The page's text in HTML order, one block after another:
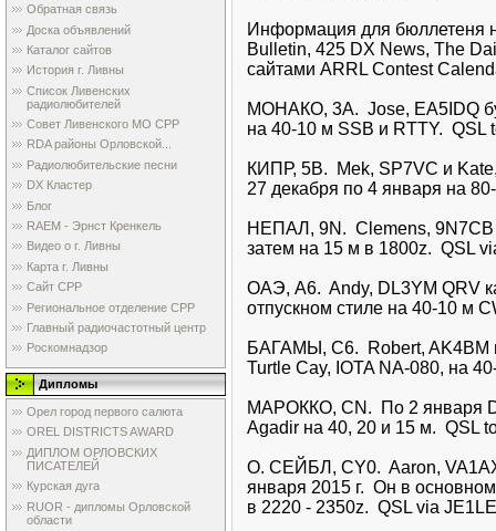
Обратная связь
Доска объявлений
Каталог сайтов
История г. Ливны
Список Ливенских
радиолюбителей
Совет Ливенского МО СРР
RDA районы Орловской...
Радиолюбительские песни
DX Кластер
Блог
RAEM - Эрнст Кренкель
Видео о г. Ливны
Карта г. Ливны
Сайт СРР
Региональное отделение СРР
Главный радиочастотный центр
Роскомнадзор
Дипломы
Орел город первого салюта
OREL DISTRICTS AWARD
ДИПЛОМ ОРЛОВСКИХ
ПИСАТЕЛЕЙ
Курская дуга
RUOR - дипломы Орловской
области
Информация для бюллетеня
Bulletin, 425 DX News, The
сайтами ARRL Contest
МОНАКО, 3A. Jose, EA5IDQ
на 40-10 м SSB и RTTY. QSL
КИПР, 5B. Mek, SP7VC и
27 декабря по 4 января на
НЕПАЛ, 9N. Clemens, 9N7CB
затем на 15 м в 1800z. QSL
ОАЭ, A6. Andy, DL3YM QRV
отпускном стиле на 40-10 м
БАГАМЫ, C6. Robert, AK4BM
Turtle Cay, IOTA NA-080, на
МАРОККО, CN. По 2 января
Agadir на 40, 20 и 15 м. QSL
О. СЕЙБЛ, CY0. Aaron,
января 2015 г. Он в
в 2220 - 2350z. QSL via